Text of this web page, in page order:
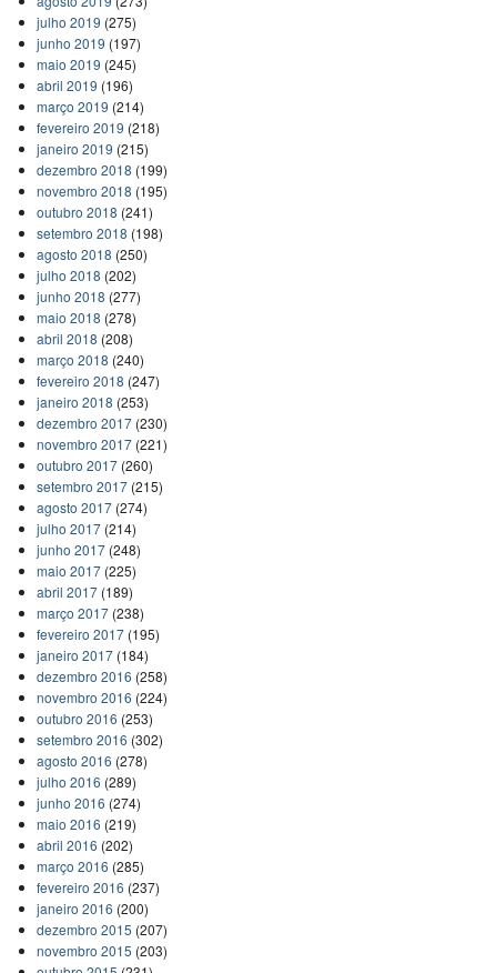
julho 2019 (275)
junho 2019 (197)
maio 2019 (245)
abril 2019 (196)
março 2019 (214)
fevereiro 2019 (218)
janeiro 2019 (215)
dezembro 2018 (199)
novembro 2018 (195)
outubro 2018 (241)
setembro 2018 (198)
agosto 2018 (250)
julho 2018 (202)
junho 2018 (277)
maio 2018 (278)
abril 2018 (208)
março 2018 (240)
fevereiro 2018 (247)
janeiro 2018 (253)
dezembro 2017(230)
novembro 2017(221)
outubro 2017(260)
setembro 2017(215)
agosto 2017(274)
julho 2017(214)
junho 2017(248)
maio 2017(225)
abril 2017(189)
março 2017(238)
fevereiro 2017(195)
janeiro 2017(184)
dezembro 2016 (258)
novembro 2016 (224)
outubro 2016 (253)
setembro 2016 (302)
agosto 2016 (278)
julho 2016 (289)
junho 2016 (274)
maio 2016 (219)
abril 2016 (202)
março 2016 (285)
fevereiro 2016 (237)
janeiro 2016 (200)
dezembro 2015 (207)
novembro 2015 (203)